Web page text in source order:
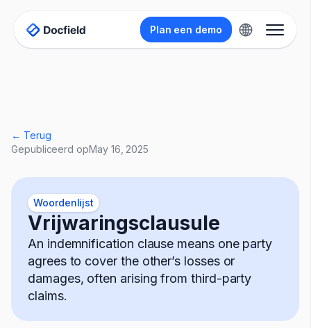
Plan een demo
← Terug
Gepubliceerd opMay 16, 2025
Woordenlijst
Vrijwaringsclausule
An indemnification clause means one party
agrees to cover the other’s losses or
damages, often arising from third-party
claims.